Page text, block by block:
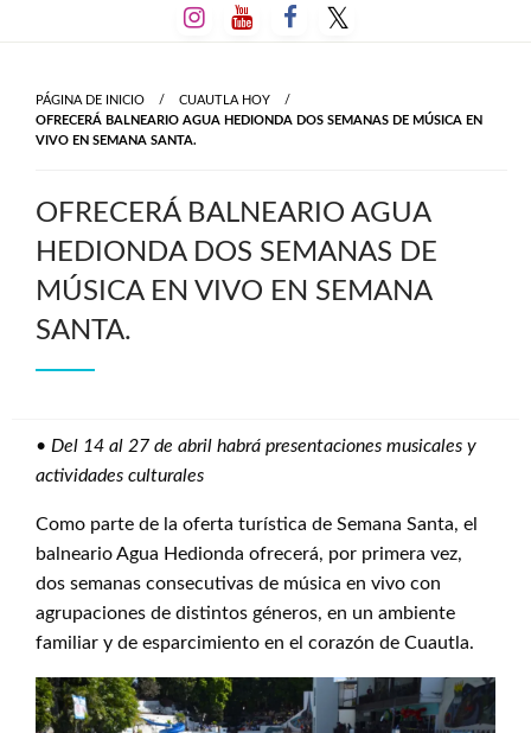
al
PÁGINA DE INICIO
CUAUTLA HOY
OFRECERÁ BALNEARIO AGUA HEDIONDA DOS SEMANAS DE MÚSICA EN
VIVO EN SEMANA SANTA.
OFRECERÁ BALNEARIO AGUA
HEDIONDA DOS SEMANAS DE
MÚSICA EN VIVO EN SEMANA
SANTA.
• Del 14 al 27 de abril habrá presentaciones musicales y
actividades culturales
Como parte de la oferta turística de Semana Santa, el
balneario Agua Hedionda ofrecerá, por primera vez,
dos semanas consecutivas de música en vivo con
agrupaciones de distintos géneros, en un ambiente
familiar y de esparcimiento en el corazón de Cuautla.